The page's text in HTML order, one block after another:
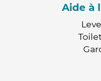
Aide à